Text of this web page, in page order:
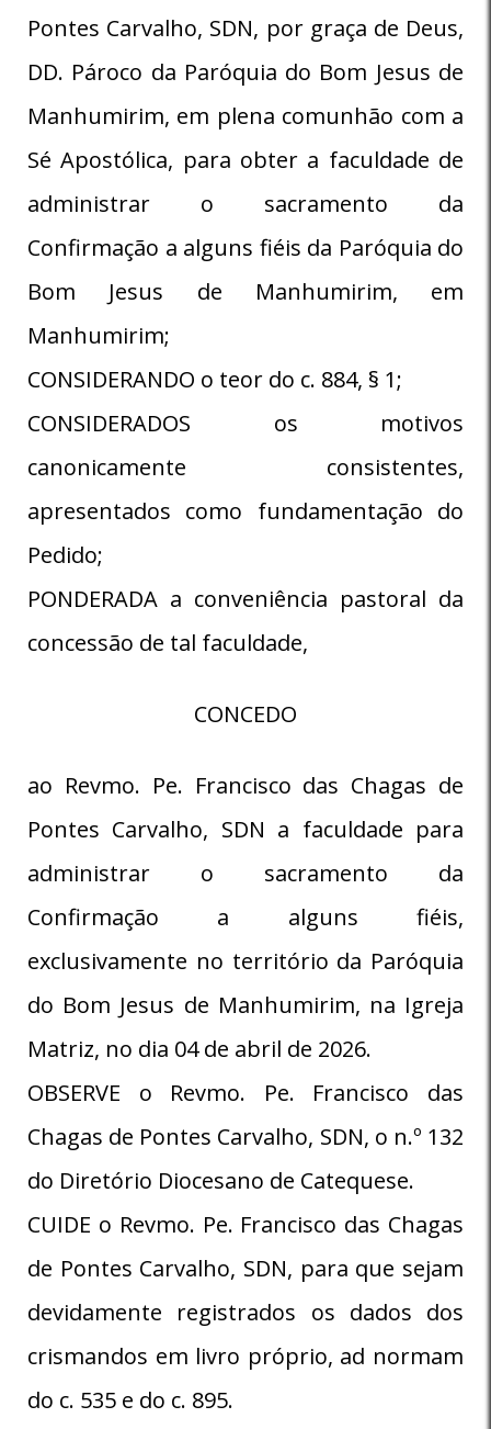
Pontes Carvalho, SDN, por graça de Deus,
DD. Pároco da Paróquia do Bom Jesus de
Manhumirim, em plena comunhão com a
Sé Apostólica, para obter a faculdade de
administrar o sacramento da
Confirmação a alguns fiéis da Paróquia do
Bom Jesus de Manhumirim, em
Manhumirim;
CONSIDERANDO o teor do c. 884, § 1;
CONSIDERADOS os motivos
canonicamente consistentes,
apresentados como fundamentação do
Pedido;
PONDERADA a conveniência pastoral da
concessão de tal faculdade,
CONCEDO
ao Revmo. Pe. Francisco das Chagas de
Pontes Carvalho, SDN a faculdade para
administrar o sacramento da
Confirmação a alguns fiéis,
exclusivamente no território da Paróquia
do Bom Jesus de Manhumirim, na Igreja
Matriz, no dia 04 de abril de 2026.
OBSERVE o Revmo. Pe. Francisco das
Chagas de Pontes Carvalho, SDN, o n.º 132
do Diretório Diocesano de Catequese.
CUIDE o Revmo. Pe. Francisco das Chagas
de Pontes Carvalho, SDN, para que sejam
devidamente registrados os dados dos
crismandos em livro próprio, ad normam
do c. 535 e do c. 895.